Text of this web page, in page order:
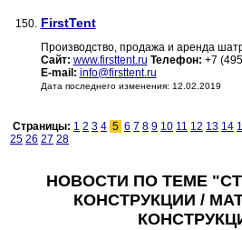
150. FirstTent
Производство, продажа и аренда
Сайт: www.firsttent.ru Телефон: +7
E-mail: info@firsttent.ru
Дата последнего изменения: 12.02.2019
Страницы: 1 2 3 4 5 6 7 8 9 10 11 12 13 14
25 26 27 28
НОВОСТИ ПО ТЕМЕ
КОНСТРУКЦИИ /